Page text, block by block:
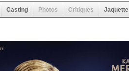
Casting Photos Critiques Jaquette